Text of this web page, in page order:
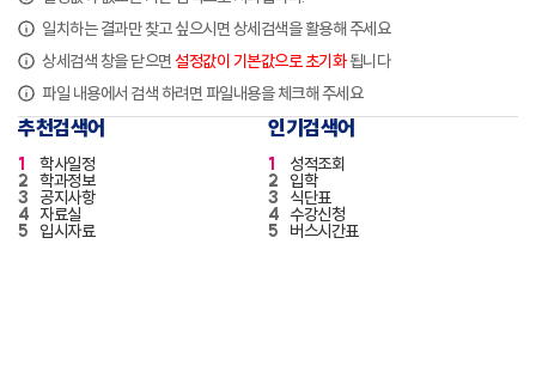
일치하는 결과만 찾고 싶으시면 상세검색을 활용해 주세요
상세검색 창을 닫으면설정값이 기본값으로 초기화됩니다
파일 내용에서 검색 하려면 파일내용을 체크해 주세요
추천검색어
1 학사일정
2 학과정보
3 공지사항
4 자료실
5 입시자료
인기검색어
1 성적조회
2 입학
3 식단표
4 수강신청
5 버스시간표